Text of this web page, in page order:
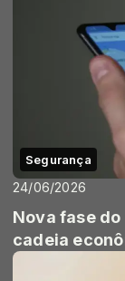
Segurança
24/06/2026
Nova fase
cadeia